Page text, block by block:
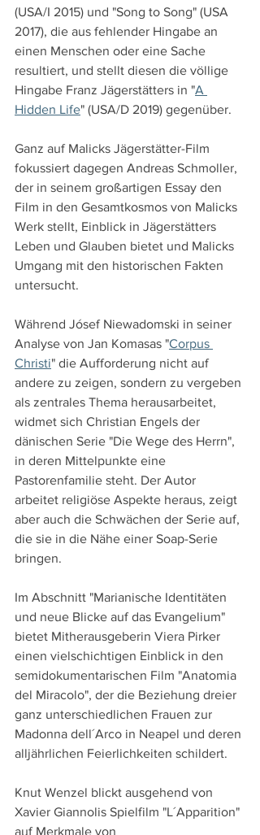
(USA/I 2015) und "Song to Song" (USA
2017), die aus fehlender Hingabe an
einen Menschen oder eine Sache
resultiert, und stellt diesen die völlige
Hingabe Franz Jägerstätters in "A
Hidden Life" (USA/D 2019) gegenüber.
Ganz auf Malicks Jägerstätter-Film
fokussiert dagegen Andreas Schmoller,
der in seinem großartigen Essay den
Film in den Gesamtkosmos von Malicks
Werk stellt, Einblick in Jägerstätters
Leben und Glauben bietet und Malicks
Umgang mit den historischen Fakten
untersucht.
Während Jósef Niewadomski in seiner
Analyse von Jan Komasas "Corpus
Christi" die Aufforderung nicht auf
andere zu zeigen, sondern zu vergeben
als zentrales Thema herausarbeitet,
widmet sich Christian Engels der
dänischen Serie "Die Wege des Herrn",
in deren Mittelpunkte eine
Pastorenfamilie steht. Der Autor
arbeitet religiöse Aspekte heraus, zeigt
aber auch die Schwächen der Serie auf,
die sie in die Nähe einer Soap-Serie
bringen.
Im Abschnitt "Marianische Identitäten
und neue Blicke auf das Evangelium"
bietet Mitherausgeberin Viera Pirker
einen vielschichtigen Einblick in den
semidokumentarischen Film "Anatomia
del Miracolo", der die Beziehung dreier
ganz unterschiedlichen Frauen zur
Madonna dell´Arco in Neapel und deren
alljährlichen Feierlichkeiten schildert.
Knut Wenzel blickt ausgehend von
Xavier Giannolis Spielfilm "L´Apparition"
auf Merkmale von